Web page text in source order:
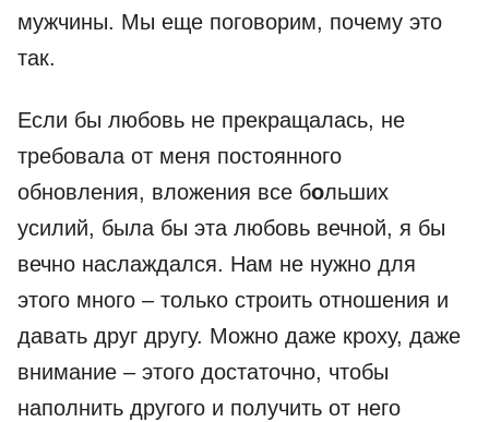
мужчины. Мы еще поговорим, почему это
так.
Если бы любовь не прекращалась, не
требовала от меня постоянного
обновления, вложения все больших
усилий, была бы эта любовь вечной, я бы
вечно наслаждался. Нам не нужно для
этого много – только строить отношения и
давать друг другу. Можно даже кроху, даже
внимание – этого достаточно, чтобы
наполнить другого и получить от него